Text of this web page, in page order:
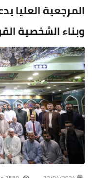
المرجعية العليا
وبناء الشخصية